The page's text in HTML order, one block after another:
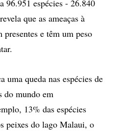
96.951 espécies - 26.840
que as ameaças à
e têm um peso
uma queda nas espécies de
do mundo em
13% das espécies
peixes do lago Malaui, o